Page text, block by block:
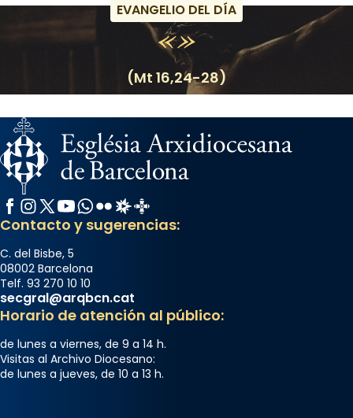
EVANGELIO DEL DÍA
(Mt 16,24-28)
Facebook
Instagram
X / Twitter
YouTube
WhatsApp
FlickrRadio Estel
Catalunya Cristiana
Contacto y sugerencias:
C. del Bisbe, 5
08002 Barcelona
Telf. 93 270 10 10
secgral@arqbcn.cat
Horario de atención al público:
de lunes a viernes, de 9 a 14 h.
Visitas al Archivo Diocesano:
de lunes a jueves, de 10 a 13 h.